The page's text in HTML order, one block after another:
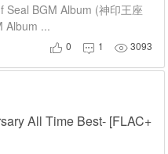
BGM Album (神印王座
Album ...
 0  1 3093
All Time Best- [FLAC+